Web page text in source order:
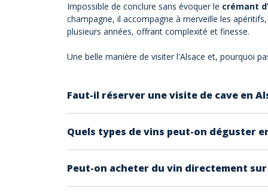
Impossible de conclure sans évoquer le crémant
champagne, il accompagne à merveille les
plusieurs années, offrant complexité et finesse.
Une belle manière de visiter l'Alsace et, pourquoi
Faut-il réserver une visite de cave en
mieux vaut vérifier à l’avance.
Quels types de vins peut-on déguster
Riesling(sec et minéral)
Gewurztraminer(aromatique et épicé)
Peut-on acheter du vin directement sur